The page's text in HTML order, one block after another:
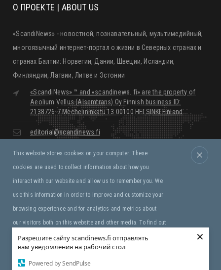
Разрешите сайту scandinews.fi отправлять
вам уведомления на рабочий стол
Powered by SendPulse
×
«ScandiNews» - новостной, познавательный, мультимедийный,
многоязычный интернет-портал о жизни в Северных странах и
странах Балтии: Норвегии, Дании, Швеции, Исландии,
Финляндии, Латвии, Литве и Эстонии
«ScandiNews» ™ and «scandinews. fi» are the property of
Aeolium Vellus (Alsemtrans) Oy Finnish business ID:
2138726-7 Mechelininkatu 13 00100 HELSINKI Finland
Monday - Friday:09:00 - 18:00
Saturday, Sunday:
Closed
Правила и условия
Copyright © «ScandiNews» ™ Aeolium Vellus (Alsemtrans)
This website stores cookies on your computer. These
cookies are used to collect information about how you
interact with our website and allow us to remember you. We
use this information in order to improve and customize your
browsing experience and for analytics and metrics about
our visitors both on this website and other media. To find out
more about the cookies we use, see our Privacy Policy. If you
decline, your information won’t be tracked when you visit this
website. A single cookie will be used in your browser to